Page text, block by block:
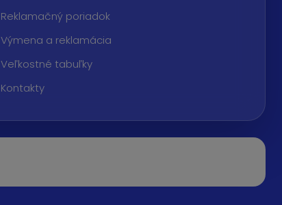
Reklamačný poriadok
Výmena a reklamácia
Veľkostné tabuľky
Kontakty